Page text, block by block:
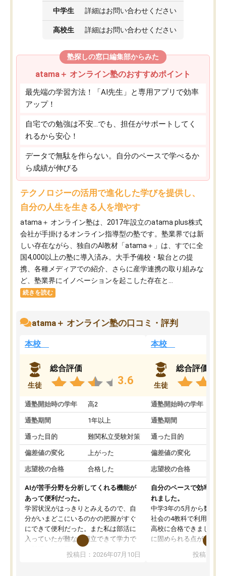
中学生 詳細はお問い合わせください
高校生 詳細はお問い合わせください
塾探しの窓口編集部からみた
atama＋ オンライン塾のおすすめポイント
最先端の学習方法！「AI先生」と専用アプリで効率
アップ！
自宅での勉強は不安…でも、担任がサポートしてく
れるから安心！
データで無駄を作らない。自分のペースで学べるか
ら成績が伸びる
テクノロジーの活用で進化した学びを提供し、
自分の人生を生きる人を増やす
atama＋ オンライン塾は、2017年設立のatama plus株式
会社が手掛けるオンライン指導型の塾です。塾業界では新
しい存在ながら、独自のAI教材「atama＋」は、すでに全
国4,000以上の塾に導入済み。大手予備校・駿台との提
携、各種メディアでの紹介、さらに産学連携の取り組みな
ど、塾業界にイノベーションを起こした存在と...
続きを読む
atama＋ オンライン塾の口コミ・評判
本校
生徒
総合評価
3.6
通塾開始時の学年 高2
通塾期間 1年以上
通った目的 難関私立受験対策
偏差値の変化 上がった
志望校の合格 合格した
AIが苦手分野を分析してくれる機能が
あって便利だった。
学習状況がはっきりとみえるので、自
分がいまどこにいるのかの把握がすぐ
にできて便利だった。また私は部活に
入っていたが難なく両立できて学力で
も部活でも結果を残すことができてよ
かった。また問題演習の際に、自分が
投稿日：2026年07月10日
本校
生徒
総合評価
通塾開始時の学年
通塾期間
通った目的
偏差値の変化
志望校の合格
自分のペースで効率よく
れました。
中学3年の5月から数学・
社会の4教科で利用し、
高校に合格できました。
に固められる点が魅力で
項目のおかげで、手軽
投稿日：